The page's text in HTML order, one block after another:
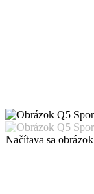
Načítava sa obrázok